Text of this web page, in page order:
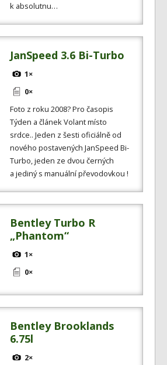
k absolutnu…
JanSpeed 3.6 Bi-Turbo
1×
0×
Foto z roku 2008? Pro časopis
Týden a článek Volant místo
srdce.. Jeden z šesti oficiálně od
nového postavených JanSpeed Bi-
Turbo, jeden ze dvou černých
a jediný s manuální převodovkou !
Bentley Turbo R
„Phantom“
1×
0×
Bentley Brooklands
6.75l
2×